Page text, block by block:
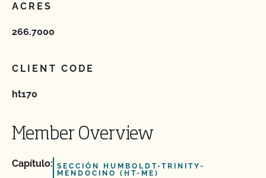
ACRES
266.7000
CLIENT CODE
ht170
Member Overview
Capítulo: SECCIÓN HUMBOLDT-TRINITY-
MENDOCINO (HT-ME)